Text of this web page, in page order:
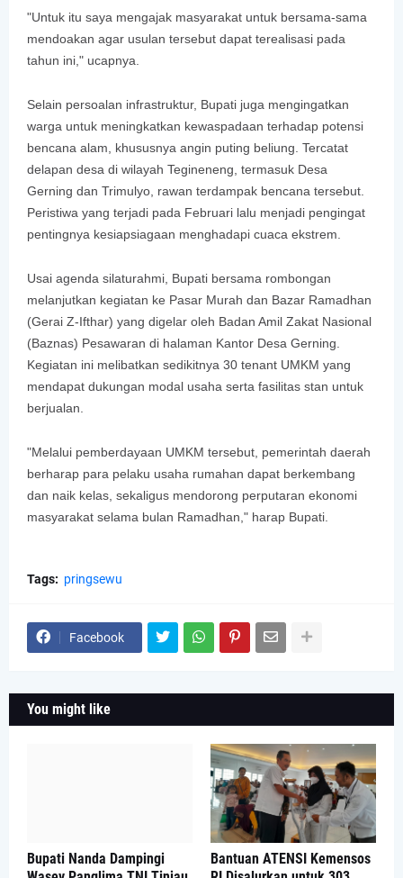
"Untuk itu saya mengajak masyarakat untuk bersama-sama
mendoakan agar usulan tersebut dapat terealisasi pada
tahun ini," ucapnya.
Selain persoalan infrastruktur, Bupati juga mengingatkan
warga untuk meningkatkan kewaspadaan terhadap potensi
bencana alam, khususnya angin puting beliung. Tercatat
delapan desa di wilayah Tegineneng, termasuk Desa
Gerning dan Trimulyo, rawan terdampak bencana tersebut.
Peristiwa yang terjadi pada Februari lalu menjadi pengingat
pentingnya kesiapsiagaan menghadapi cuaca ekstrem.
Usai agenda silaturahmi, Bupati bersama rombongan
melanjutkan kegiatan ke Pasar Murah dan Bazar Ramadhan
(Gerai Z-Ifthar) yang digelar oleh Badan Amil Zakat Nasional
(Baznas) Pesawaran di halaman Kantor Desa Gerning.
Kegiatan ini melibatkan sedikitnya 30 tenant UMKM yang
mendapat dukungan modal usaha serta fasilitas stan untuk
berjualan.
"Melalui pemberdayaan UMKM tersebut, pemerintah daerah
berharap para pelaku usaha rumahan dapat berkembang
dan naik kelas, sekaligus mendorong perputaran ekonomi
masyarakat selama bulan Ramadhan," harap Bupati.
Tags: pringsewu
Facebook
You might like
Bupati Nanda Dampingi
Bantuan ATENSI Kemensos